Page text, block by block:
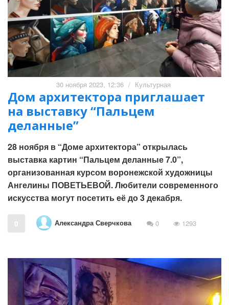
30 ноября 2023, 12:36 / Культурная
Дом архитектора приглашает
на выставку “Пальцем
деланные”
28 ноября в “Доме архитектора” открылась
выставка картин “Пальцем деланные 7.0”,
организованная курсом воронежской художницы
Ангелины ПОВЕТЬЕВОЙ. Любители современного
искусства могут посетить её до 3 декабря.
0 Александра Сверчкова 0 1293